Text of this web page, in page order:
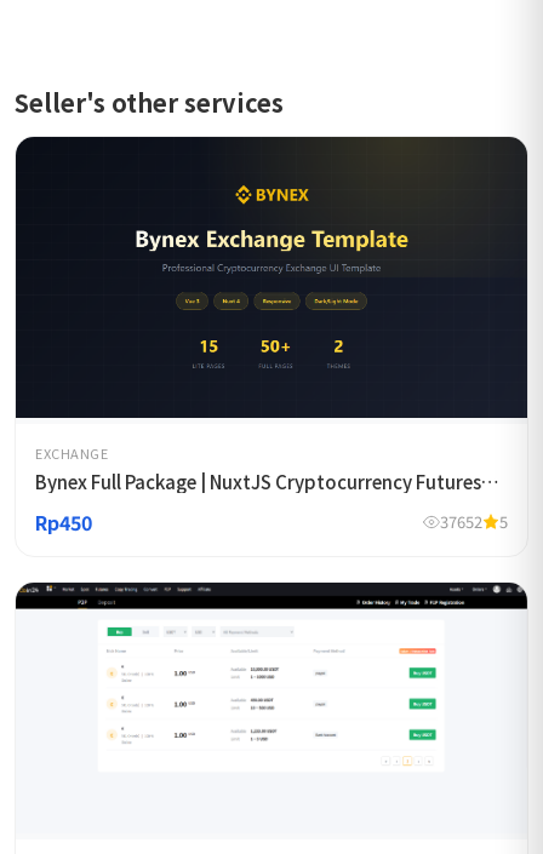
Seller's other services
EXCHANGE
Bynex Full Package | NuxtJS Cryptocurrency Futures
Rp450 37652 5